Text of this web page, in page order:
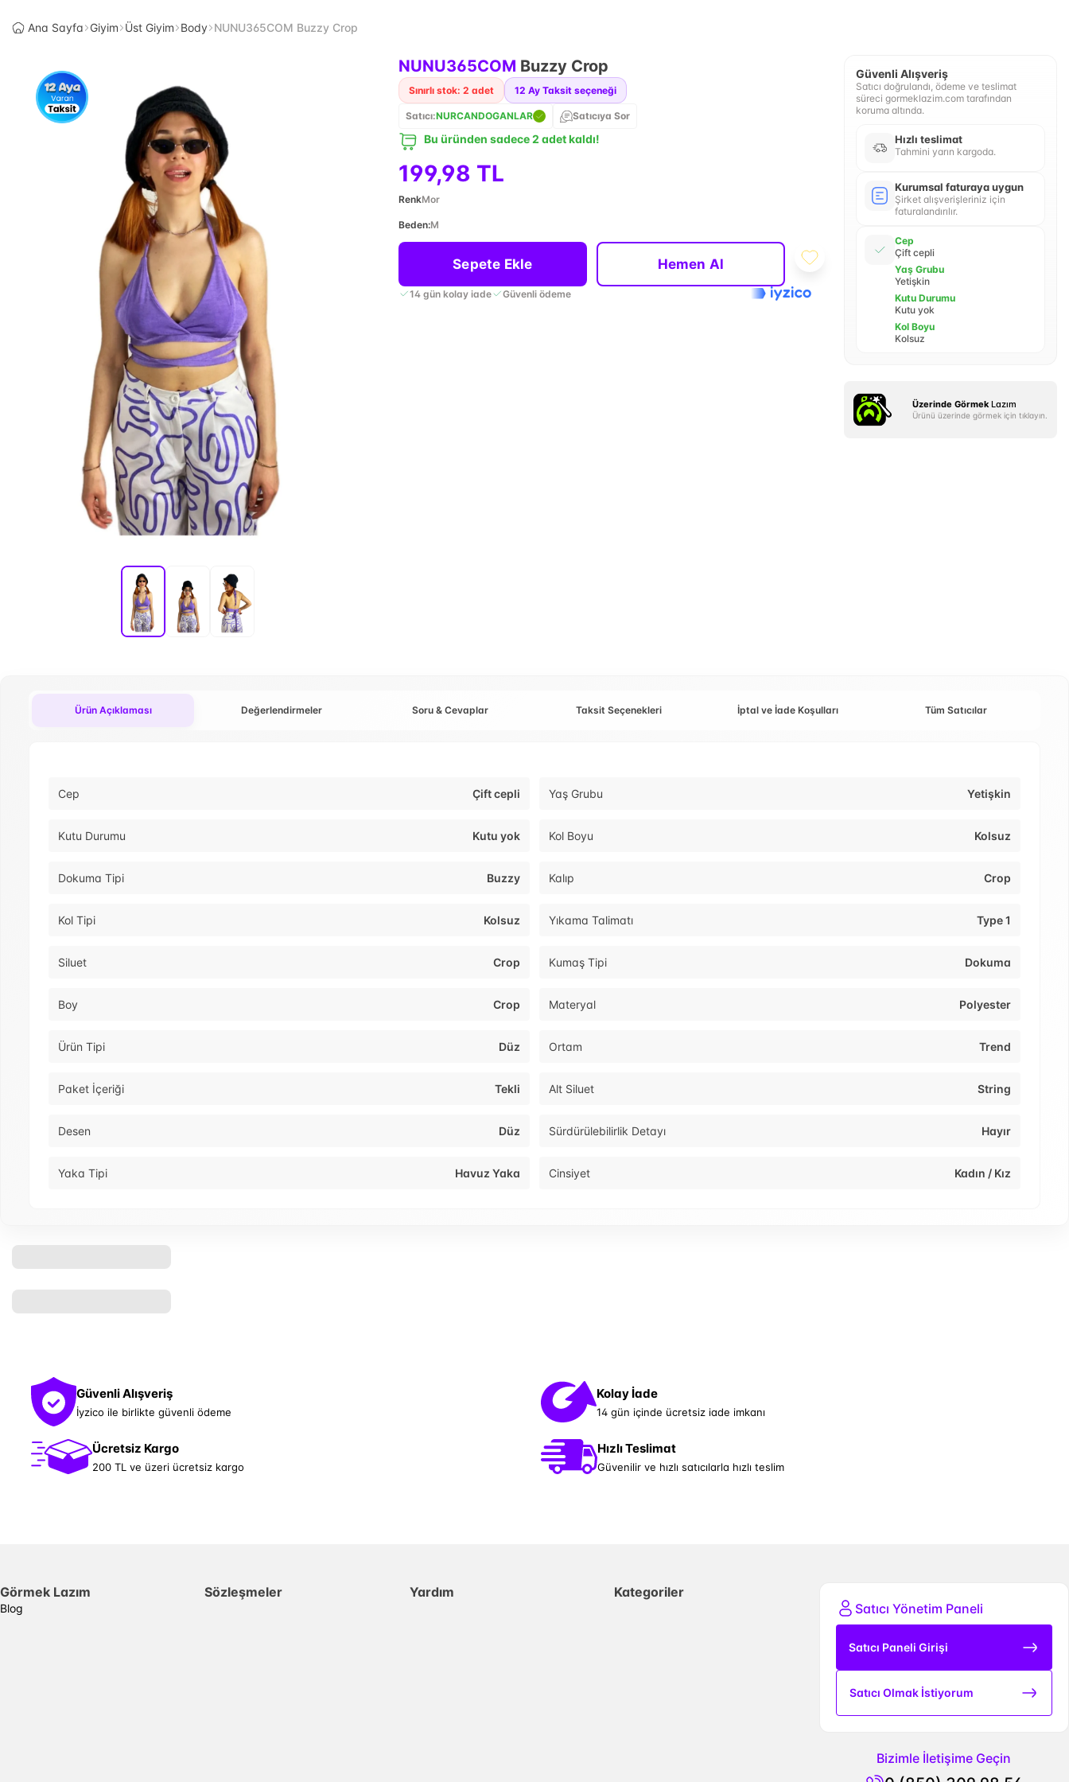
Ana Sayfa Giyim Üst Giyim Body NUNU365COM Buzzy Crop
NUNU365COM Buzzy Crop
Sınırlı stok: 2 adet 12 Ay Taksit seçeneği
Satıcı:NURCANDOGANLAR Satıcıya Sor
Bu üründen sadece 2 adet kaldı!
199,98 TL
RenkMor
Beden:M
Sepete Ekle Hemen Al
14 gün kolay iade Güvenli ödeme
Güvenli Alışveriş
Satıcı doğrulandı, ödeme ve teslimat
süreci gormeklazim.com tarafından
koruma altında.
Hızlı teslimat
Tahmini yarın kargoda.
Kurumsal faturaya uygun
Şirket alışverişleriniz için
faturalandırılır.
Cep
Çift cepli
Yaş Grubu
Yetişkin
Kutu Durumu
Kutu yok
Kol Boyu
Kolsuz
Üzerinde Görmek Lazım
Ürünü üzerinde görmek için tıklayın.
Ürün Açıklaması Değerlendirmeler Soru & Cevaplar Taksit Seçenekleri İptal ve İade Koşulları Tüm Satıcılar
Cep Çift cepli Yaş Grubu Yetişkin
Kutu Durumu Kutu yok Kol Boyu Kolsuz
Dokuma Tipi Buzzy Kalıp Crop
Kol Tipi Kolsuz Yıkama Talimatı Type 1
Siluet Crop Kumaş Tipi Dokuma
Boy Crop Materyal Polyester
Ürün Tipi Düz Ortam Trend
Paket İçeriği Tekli Alt Siluet String
Desen Düz Sürdürülebilirlik Detayı Hayır
Yaka Tipi Havuz Yaka Cinsiyet Kadın / Kız
Güvenli Alışveriş
İyzico ile birlikte güvenli ödeme
Kolay İade
14 gün içinde ücretsiz iade imkanı
Ücretsiz Kargo
200 TL ve üzeri ücretsiz kargo
Hızlı Teslimat
Güvenilir ve hızlı satıcılarla hızlı teslim
Görmek Lazım
Blog
Sözleşmeler Yardım
Kategoriler
Satıcı Yönetim Paneli
Satıcı Paneli Girişi
Satıcı Olmak İstiyorum
Bizimle İletişime Geçin